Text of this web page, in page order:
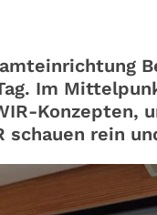
Im
Konzepten,
schauen rein